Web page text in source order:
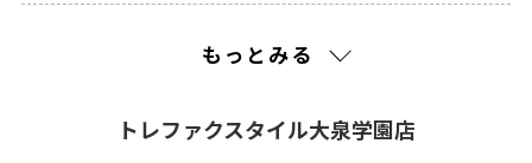
もっとみる
トレファクスタイル大泉学園店